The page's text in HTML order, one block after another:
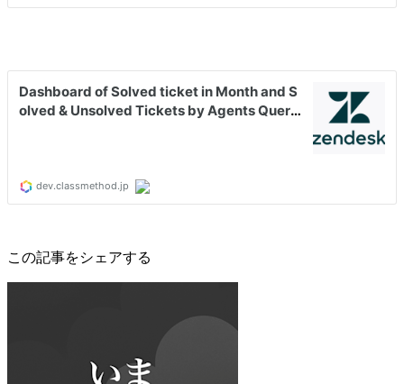
この記事をシェアする